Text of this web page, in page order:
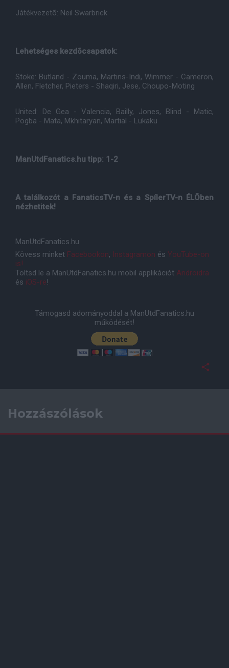
Játékvezetõ: Neil Swarbrick
Lehetséges kezdõcsapatok:
Stoke: Butland - Zouma, Martins-Indi, Wimmer - Cameron,
Allen, Fletcher, Pieters - Shaqiri, Jese, Choupo-Moting
United: De Gea - Valencia, Bailly, Jones, Blind - Matic,
Pogba - Mata, Mkhitaryan, Martial - Lukaku
ManUtdFanatics.hu tipp: 1-2
A találkozót a FanaticsTV-n és a SpílerTV-n ÉLÕben
nézhetitek!
ManUtdFanatics.hu
Kövess minket Facebookon, Instagramon és YouTube-on
is!
Töltsd le a ManUtdFanatics.hu mobil applikációt Androidra
és iOS-re!
Támogasd adományoddal a ManUtdFanatics.hu
működését!
Hozzászólások